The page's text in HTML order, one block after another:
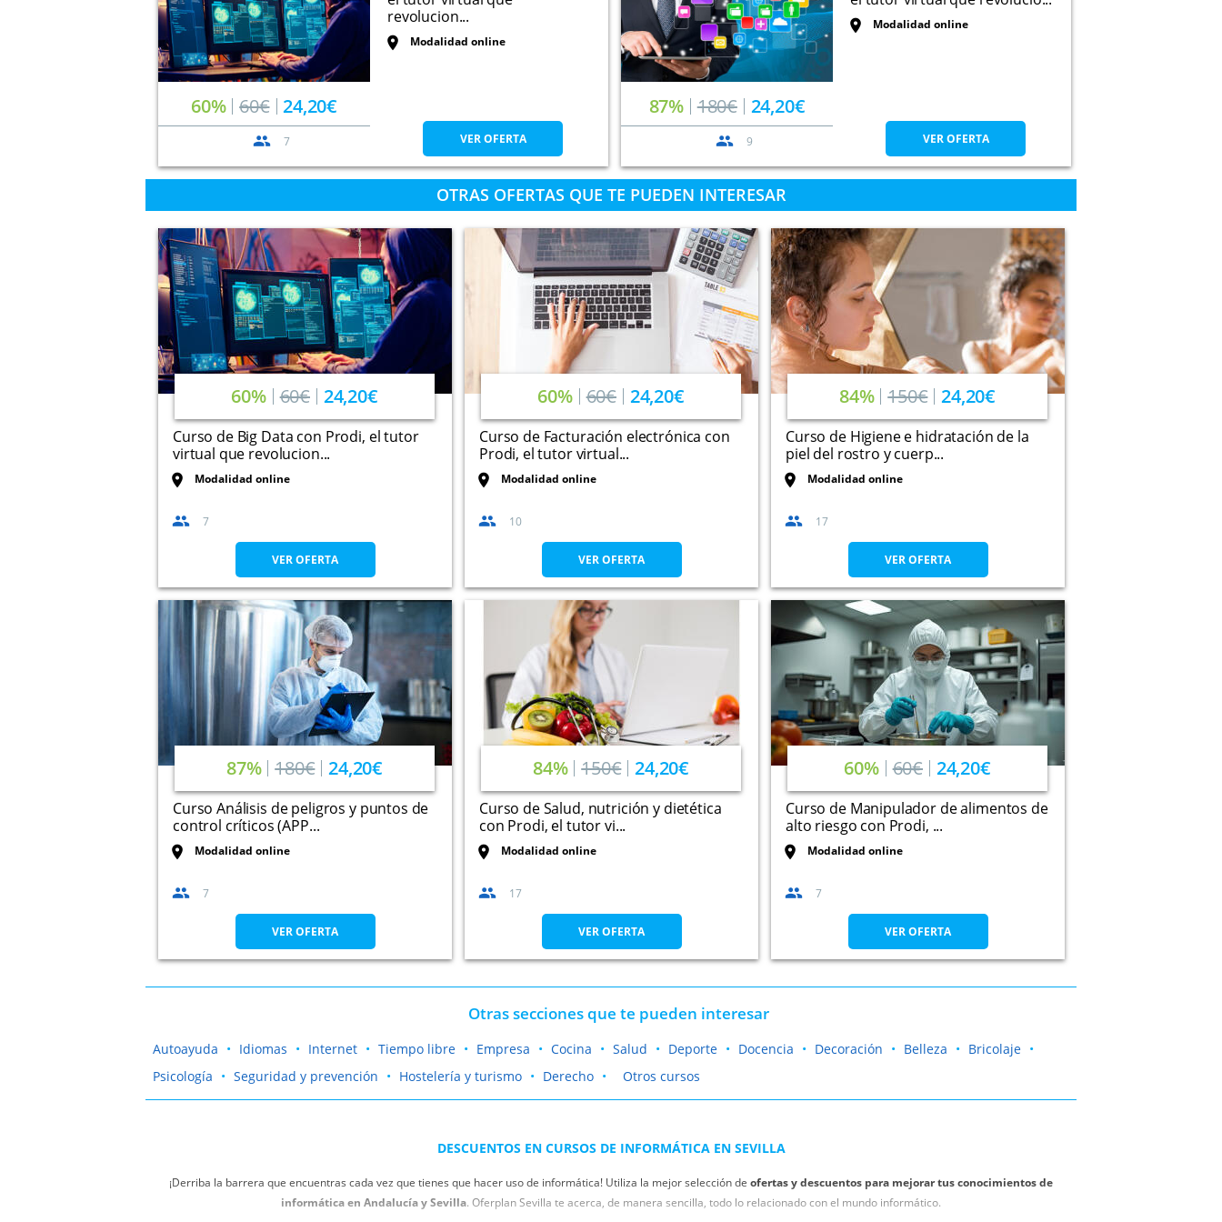
60% 60€ 24,20€
revolucion...
Modalidad online
7 VER OFERTA
87% 180€ 24,20€
Modalidad online
9 VER OFERTA
OTRAS OFERTAS QUE TE PUEDEN INTERESAR
60% 60€ 24,20€
Curso de Big Data con Prodi, el tutor
virtual que revolucion...
Modalidad online
7
VER OFERTA
60% 60€ 24,20€
Curso de Facturación electrónica con
Prodi, el tutor virtual...
Modalidad online
10
VER OFERTA
84% 150€ 24,20€
Curso de Higiene e hidratación de la
piel del rostro y cuerp...
Modalidad online
17
VER OFERTA
87% 180€ 24,20€
Curso Análisis de peligros y puntos de
control críticos (APP...
Modalidad online
7
VER OFERTA
84% 150€ 24,20€
Curso de Salud, nutrición y dietética
con Prodi, el tutor vi...
Modalidad online
17
VER OFERTA
60% 60€ 24,20€
Curso de Manipulador de alimentos de
alto riesgo con Prodi, ...
Modalidad online
7
VER OFERTA
Otras secciones que te pueden interesar
Autoayuda Idiomas Internet Tiempo libre Empresa Cocina Salud Deporte Docencia Decoración Belleza
Bricolaje
Psicología
Seguridad y prevención Hostelería y turismo Derecho Otros cursos
DESCUENTOS EN CURSOS DE INFORMÁTICA EN SEVILLA
¡Derriba la barrera que encuentras cada vez que tienes que hacer uso de informática! Utiliza la mejor selección de ofertas y descuentos para mejorar tus conocimientos de
informática en Andalucía y Sevilla. Oferplan Sevilla te acerca, de manera sencilla, todo lo relacionado con el mundo informático.